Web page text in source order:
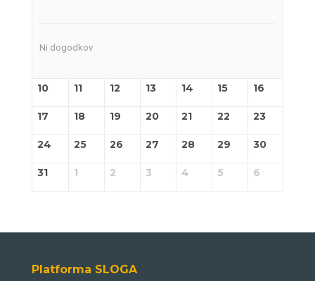
Ni dogodkov
10 11 12 13 14 15 16
17 18 19 20 21 22 23
24 25 26 27 28 29 30
31 1 2 3 4 5 6
Platforma SLOGA